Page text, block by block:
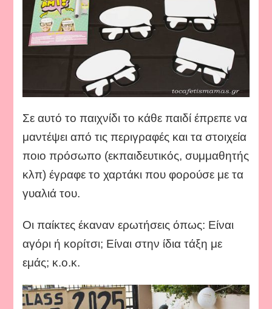
Σε αυτό το παιχνίδι το κάθε παιδί έπρεπε να
μαντέψει από τις περιγραφές και τα στοιχεία
ποιο πρόσωπο (εκπαιδευτικός, συμμαθητής
κλπ) έγραφε το χαρτάκι που φορούσε με τα
γυαλιά του.
Οι παίκτες έκαναν ερωτήσεις όπως: Είναι
αγόρι ή κορίτσι; Είναι στην ίδια τάξη με
εμάς; κ.ο.κ.